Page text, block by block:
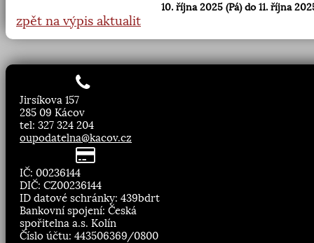
10. října 2025 (Pá) do 11. října
zpět na výpis aktualit
Jirsíkova 157
285 09 Kácov
tel: 327 324 204
oupodatelna@kacov.cz
IČ: 00236144
DIČ: CZ00236144
ID datové schránky: 439bdrt
Bankovní spojení: Česká
spořitelna a.s. Kolín
Číslo účtu: 443506369/0800